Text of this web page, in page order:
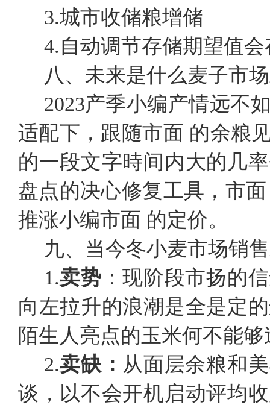
3.城市收储粮增储
4.自动调节存储期望值会
八、未来是什么麦子市
2023产季小编产情远不
适配下，跟随市面 的余粮
的一段文字時间内大的几
盘点的决心修复工具，市
推涨小编市面 的定价。
九、当今冬小麦市场销
1.卖势 ：现阶段市扬的
向左拉升的浪潮是全是定
陌生人亮点的玉米何不能
2.卖缺： 从面层余粮和
谈，以不会开机启动评均